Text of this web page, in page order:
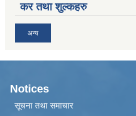
कर तथा शुल्कहरु
अन्य
Notices
सूचना तथा समाचार